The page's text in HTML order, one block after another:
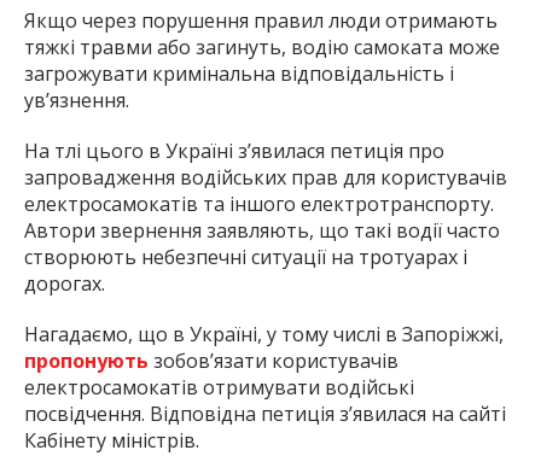
Якщо через порушення правил люди отримають
тяжкі травми або загинуть, водію самоката може
загрожувати кримінальна відповідальність і
ув’язнення.
На тлі цього в Україні з’явилася петиція про
запровадження водійських прав для користувачів
електросамокатів та іншого електротранспорту.
Автори звернення заявляють, що такі водії часто
створюють небезпечні ситуації на тротуарах і
дорогах.
Нагадаємо, що в Україні, у тому числі в Запоріжжі,
пропонують зобов’язати користувачів
електросамокатів отримувати водійські
посвідчення. Відповідна петиція з’явилася на сайті
Кабінету міністрів.